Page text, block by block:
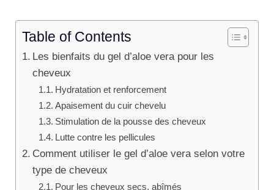
Table of Contents
Les bienfaits du gel d’aloe vera pour les
cheveux
Hydratation et renforcement
Apaisement du cuir chevelu
Stimulation de la pousse des cheveux
Lutte contre les pellicules
Comment utiliser le gel d’aloe vera selon votre
type de cheveux
Pour les cheveux secs, abîmés